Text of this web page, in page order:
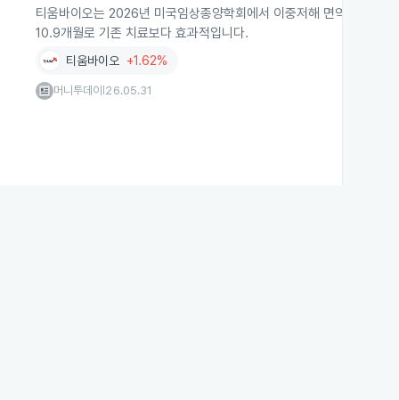
티움바이오는 2026년 미국임상종양학회에서 이중저해 면역항암제
10.9개월로 기존 치료보다 효과적입니다.
티움바이오 +1.62%
머니투데이 26.05.31